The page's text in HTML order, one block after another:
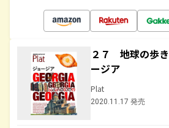
２７ 地球の歩
ージア
Plat
2020.11.17 発売